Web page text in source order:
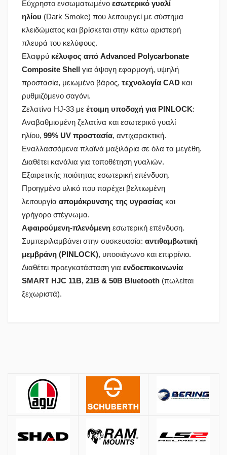
Εύχρηστο ενσωματωμένο εσωτερικό γυαλί
ηλίου (Dark Smoke) που λειτουργεί με σύστημα
κλειδώματος και βρίσκεται στην κάτω αριστερή
πλευρά του κελύφους.
Ελαφρύ κέλυφος από Advanced Polycarbonate
Composite Shell για άψογη εφαρμογή, υψηλή
προστασία, μειωμένο βάρος, τεχνολογία CAD και
ρυθμιζόμενο σαγόνι.
Ζελατίνα HJ-33 με έτοιμη υποδοχή για PINLOCK:
Αναβαθμισμένη ζελατίνα και εσωτερικό γυαλί
ηλίου, 99% UV προστασία, αντιχαρακτική.
Εναλλασσόμενα πλαϊνά μαξιλάρια σε όλα τα μεγέθη.
Διαθέτει κανάλια για τοποθέτηση γυαλιών.
Εξαιρετικής ποιότητας εσωτερική επένδυση.
Προηγμένο υλικό που παρέχει βελτιωμένη
λειτουργία απομάκρυνσης της υγρασίας και
γρήγορο στέγνωμα.
Αφαιρούμενη-πλενόμενη εσωτερική επένδυση.
Συμπεριλαμβάνει στην συσκευασία: αντιθαμβωτική
μεμβράνη (PINLOCK), υποσιάγωνο και επιρρίνιο.
Διαθέτει προεγκατάσταση για ενδοεπικοινωνία
SMART HJC 11B, 21B & 50B Bluetooth (πωλείται
ξεχωριστά).
ΚΡΑΝΗ
Αποστολές
Όλες οι αποστολές πραγματοποιούνται μέσω και
Αθήνα:2.90€